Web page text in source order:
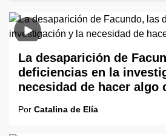
La desaparición de
deficiencias en la
necesidad de hacer algo
Por Catalina de Elía